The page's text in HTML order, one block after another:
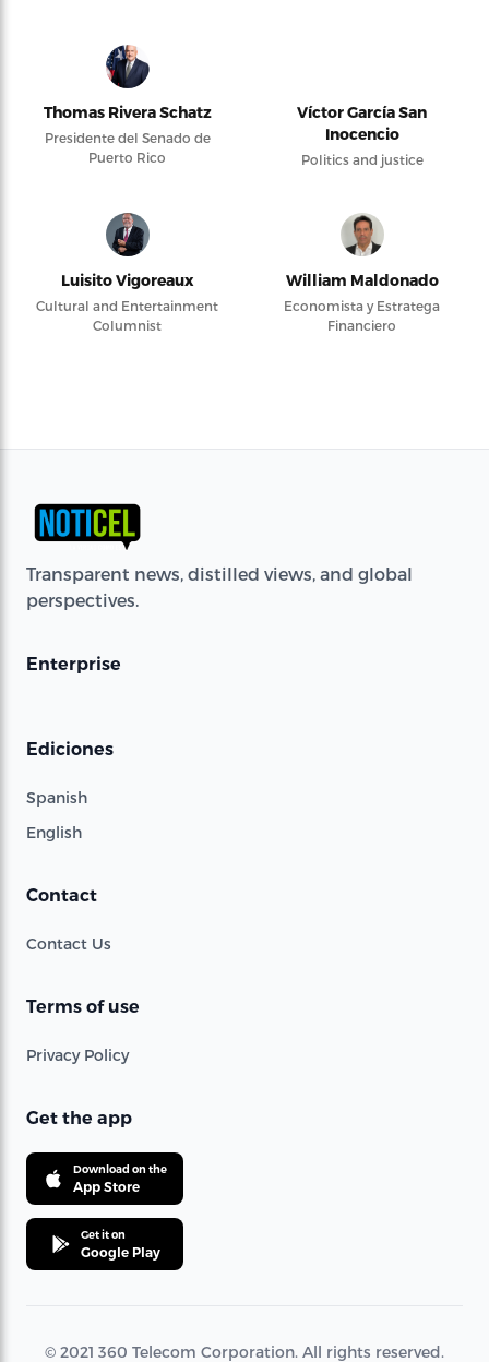
Thomas Rivera Schatz
Presidente del Senado de
Puerto Rico
Víctor García San
Inocencio
Politics and justice
Luisito Vigoreaux
Cultural and Entertainment
Columnist
William Maldonado
Economista y Estratega
Financiero
Transparent news, distilled views, and global
perspectives.
Enterprise
Ediciones
Spanish
English
Contact
Contact Us
Terms of use
Privacy Policy
Get the app
Download on the
App Store
Get it on
Google Play
© 2021 360 Telecom Corporation. All rights reserved.